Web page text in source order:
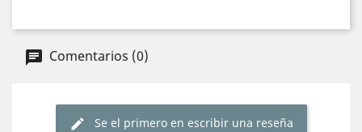
Comentarios (0)
Se el primero en escribir una reseña